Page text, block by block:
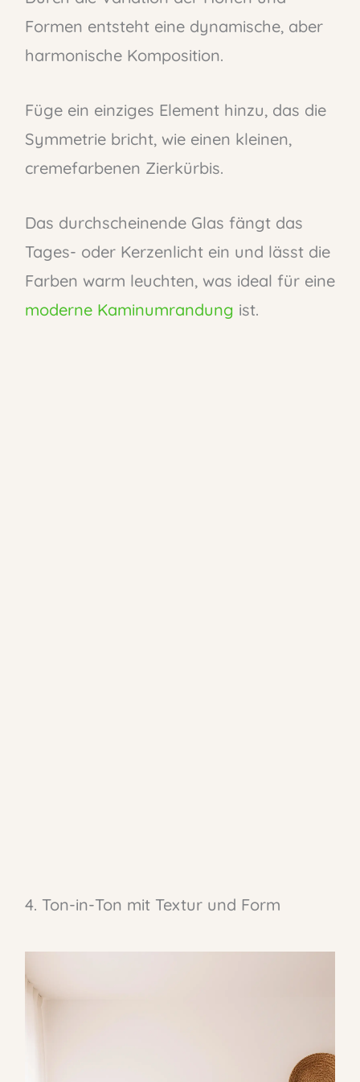
Formen entsteht eine dynamische, aber
harmonische Komposition.
Füge ein einziges Element hinzu, das die
Symmetrie bricht, wie einen kleinen,
cremefarbenen Zierkürbis.
Das durchscheinende Glas fängt das
Tages- oder Kerzenlicht ein und lässt die
Farben warm leuchten, was ideal für eine
moderne Kaminumrandung ist.
4. Ton-in-Ton mit Textur und Form